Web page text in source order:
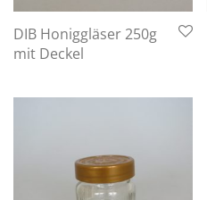
DIB Honiggläser 250g
mit Deckel